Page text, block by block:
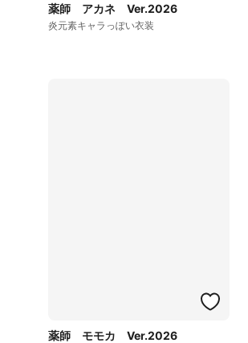
薬師 アカネ Ver.2026
炎元素キャラっぽい衣装
薬師 モモカ Ver.2026